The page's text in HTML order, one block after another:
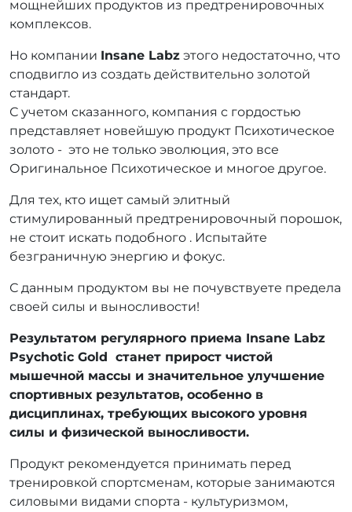
мощнейших продуктов из предтренировочных
комплексов.
Но компании Insane Labz этого недостаточно, что
сподвигло из создать действительно золотой
стандарт.
С учетом сказанного, компания с гордостью
представляет новейшую продукт Психотическое
золото - это не только эволюция, это все
Оригинальное Психотическое и многое другое.
Для тех, кто ищет самый элитный
стимулированный предтренировочный порошок,
не стоит искать подобного . Испытайте
безграничную энергию и фокус.
С данным продуктом вы не почувствуете предела
своей силы и выносливости!
Результатом регулярного приема Insane Labz
Psychotic Gold станет прирост чистой
мышечной массы и значительное улучшение
спортивных результатов, особенно в
дисциплинах, требующих высокого уровня
силы и физической выносливости.
Продукт рекомендуется принимать перед
тренировкой спортсменам, которые занимаются
силовыми видами спорта - культуризмом,